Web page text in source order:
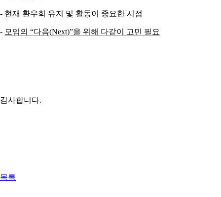
- 현재 환우회 유지 및 활동이 중요한 시점
- 모임의 “다음(Next)”을 위해 다같이 고민 필요
감사합니다.
목록